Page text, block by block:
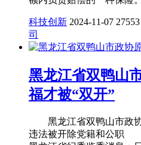
科技创新 2024-11-07 27553
司
黑龙江省双鸭山
福才被“双开”
黑龙江省双鸭山市政协
违法被开除党籍和公职